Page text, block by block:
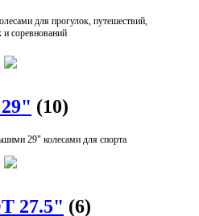
для прогулок, путешествий,
и соревнований
(10)
29" колесами для спорта
27.5" (6)